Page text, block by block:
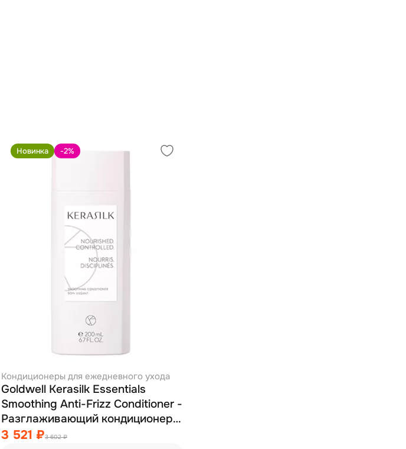
Новинка -2%
Кондиционеры для ежедневного ухода
Goldwell Kerasilk Essentials
Smoothing Anti-Frizz Conditioner -
Разглаживающий кондиционер
против завитков 200 мл
3 521 ₽3 602 ₽